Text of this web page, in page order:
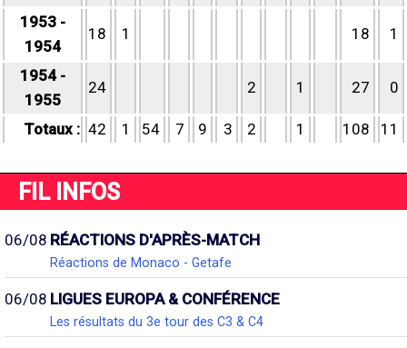
1953 -
1954
18 1 18 1
1954 -
1955
24 2 1 27 0
Totaux : 42 1 54 7 9 3 2 1 108 11
FIL INFOS
06/08 RÉACTIONS D'APRÈS-MATCH
Réactions de Monaco - Getafe
06/08 LIGUES EUROPA & CONFÉRENCE
Les résultats du 3e tour des C3 & C4